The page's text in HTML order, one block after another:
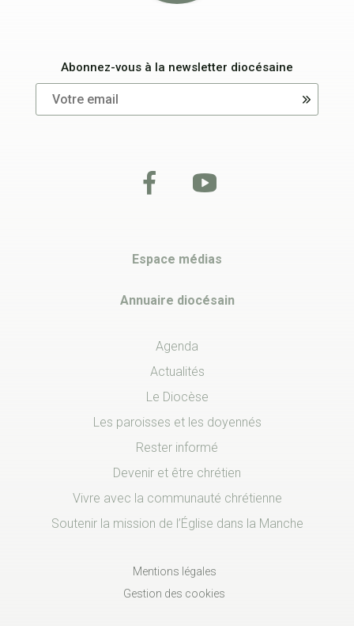
Abonnez-vous à la newsletter diocésaine
Espace médias
Annuaire diocésain
Agenda
Actualités
Le Diocèse
Les paroisses et les doyennés
Rester informé
Devenir et être chrétien
Vivre avec la communauté chrétienne
Soutenir la mission de l’Église dans la Manche
Mentions légales
Gestion des cookies